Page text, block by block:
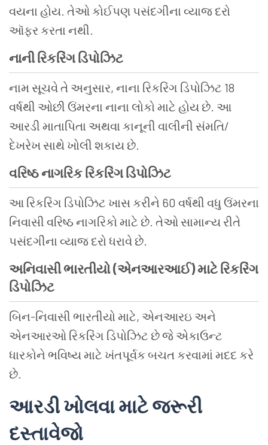
વયના હોય. તેઓ કોઈપણ પસંદગીના વ્યાજ દરો
ઑફર કરતા નથી.
નાની રિકરિંગ ડિપોઝિટ
નામ સૂચવે તે અનુસાર, નાના રિકરિંગ ડિપોઝિટ 18
વર્ષથી ઓછી ઉંમરના નાના લોકો માટે હોય છે. આ
આરડી માતાપિતા અથવા કાનૂની વાલીની સંમતિ/
દેખરેખ સાથે ખોલી શકાય છે.
વરિષ્ઠ નાગરિક રિકરિંગ ડિપોઝિટ
આ રિકરિંગ ડિપોઝિટ ખાસ કરીને 60 વર્ષથી વધુ ઉંમરના
નિવાસી વરિષ્ઠ નાગરિકો માટે છે. તેઓ સામાન્ય રીતે
પસંદગીના વ્યાજ દરો ધરાવે છે.
અનિવાસી ભારતીયો (એનઆરઆઈ) માટે રિકરિંગ
ડિપોઝિટ
બિન-નિવાસી ભારતીયો માટે, એનઆરઇ અને
એનઆરઓ રિકરિંગ ડિપોઝિટ છે જે એકાઉન્ટ
ધારકોને ભવિષ્ય માટે ખંતપૂર્વક બચત કરવામાં મદદ કરે
છે.
આરડી ખોલવા માટે જરૂરી
દસ્તાવેજો